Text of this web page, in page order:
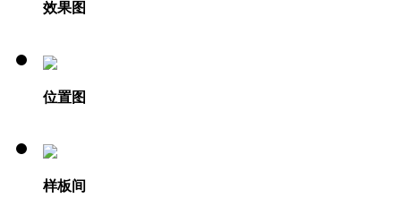
效果图
位置图
样板间